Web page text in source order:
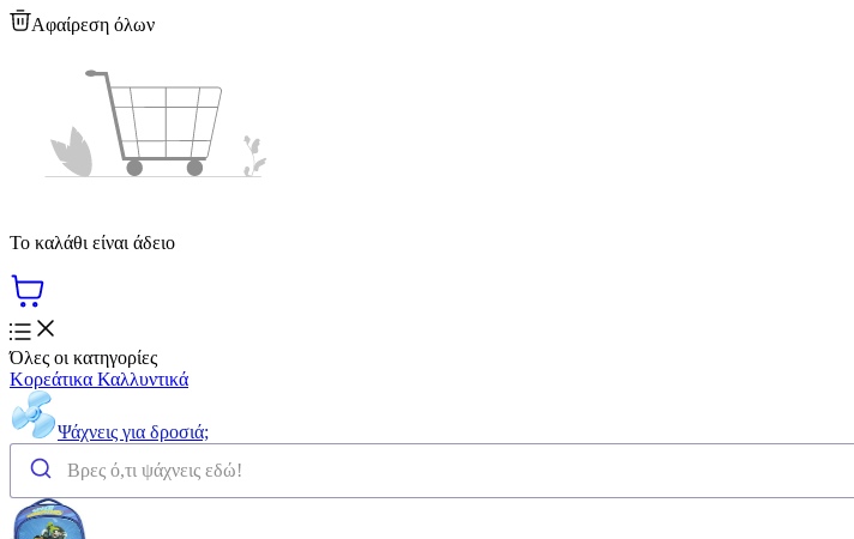
Αφαίρεση όλων
Το καλάθι είναι άδειο
Όλες οι κατηγορίες
Κορεάτικα Καλλυντικά
Ψάχνεις για δροσιά;